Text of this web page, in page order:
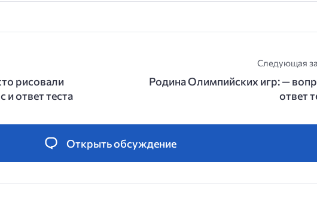
рисовали
ответ теста
Следующая
Родина Олимпийских игр: —
ответ
Открыть обсуждение